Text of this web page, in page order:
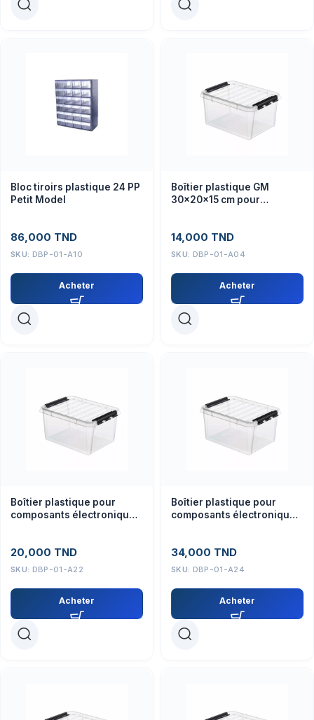
Bloc tiroirs plastique 24 PP
Petit Model
86,000 TND
SKU: DBP-01-A10
Acheter
Boîtier plastique GM
30x20x15 cm pour
14,000 TND
SKU: DBP-01-A04
Acheter
Boîtier plastique pour
composants électroniques
20,000 TND
SKU: DBP-01-A22
Acheter
Boîtier plastique pour
composants électroniques
34,000 TND
SKU: DBP-01-A24
Acheter